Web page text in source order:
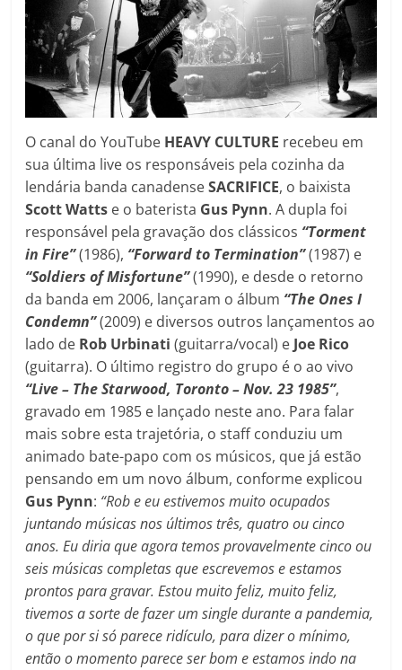
O canal do YouTube HEAVY CULTURE recebeu em
sua última live os responsáveis pela cozinha da
lendária banda canadenseSACRIFICE, o baixista
Scott Watts e o baterista Gus Pynn. A dupla foi
responsável pela gravação dos clássicos “Torment
in Fire”(1986), “Forward to Termination”(1987) e
“Soldiers of Misfortune”(1990), e desde o retorno
da banda em 2006, lançaram o álbum “The Ones I
Condemn”(2009) e diversos outros lançamentos ao
lado de Rob Urbinati (guitarra/vocal) e Joe Rico
(guitarra). O último registro do grupo é o ao vivo
“Live – The Starwood, Toronto – Nov. 23 1985”,
gravado em 1985 e lançado neste ano. Para falar
mais sobre esta trajetória, o staff conduziu um
animado bate-papo com os músicos, que já estão
pensando em um novo álbum, conforme explicou
Gus Pynn: “Rob e eu estivemos muito ocupados
juntando músicas nos últimos três, quatro ou cinco
anos. Eu diria que agora temos provavelmente cinco ou
seis músicas completas que escrevemos e estamos
prontos para gravar. Estou muito feliz, muito feliz,
tivemos a sorte de fazer um single durante a pandemia,
o que por si só parece ridículo, para dizer o mínimo,
então o momento parece ser bom e estamos indo na